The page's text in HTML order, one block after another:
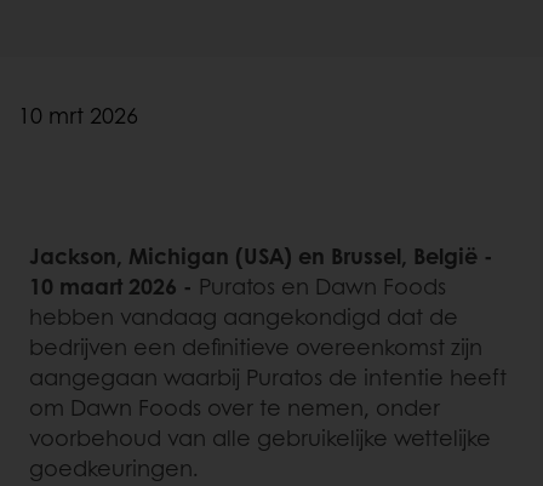
10 mrt 2026
Jackson, Michigan (USA) en Brussel, België -
10 maart 2026 - Puratos en Dawn Foods
hebben vandaag aangekondigd dat de
bedrijven een definitieve overeenkomst zijn
aangegaan waarbij Puratos de intentie heeft
om Dawn Foods over te nemen, onder
voorbehoud van alle gebruikelijke wettelijke
goedkeuringen.